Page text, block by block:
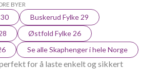
BYER
Buskerud Fylke 29
Østfold Fylke 26
Se alle Skaphenger i hele Norge
for å laste enkelt og sikkert